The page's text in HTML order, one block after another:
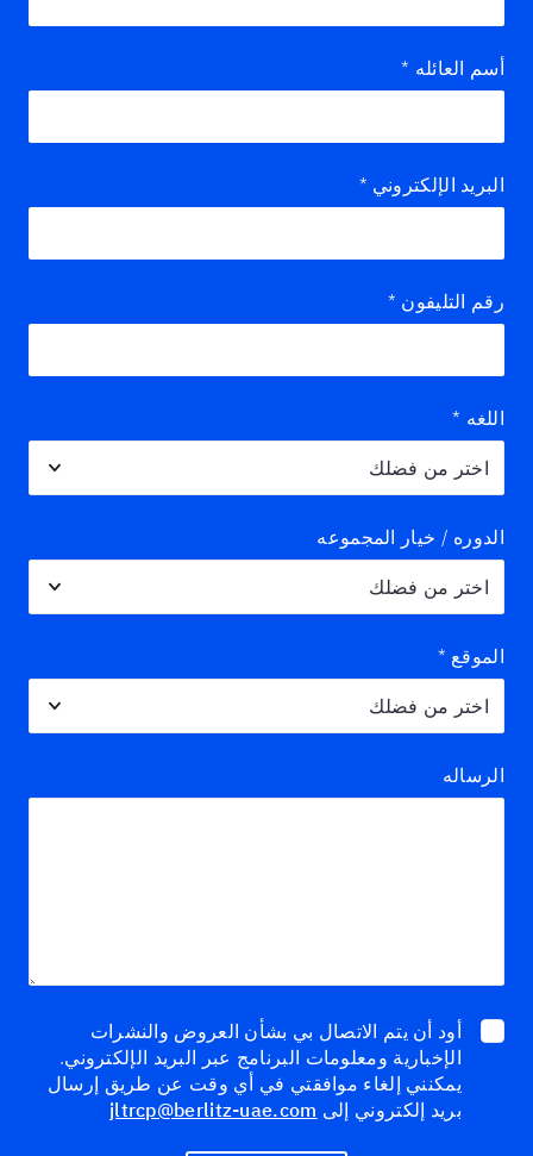
أسم العائله *
البريد الإلكتروني *
رقم التليفون *
اللغه *
الدوره / خيار المجموعه
الموقع *
الرساله
أود أن يتم الاتصال بي بشأن العروض والنشرات
الإخبارية ومعلومات البرنامج عبر البريد الإلكتروني.
يمكنني إلغاء موافقتي في أي وقت عن طريق إرسال
بريد إلكتروني إلى jltrcp@berlitz-uae.com